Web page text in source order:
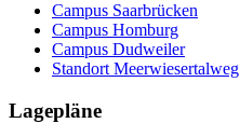
Campus Saarbrücken
Campus Homburg
Campus Dudweiler
Standort Meerwiesertalweg
Lagepläne